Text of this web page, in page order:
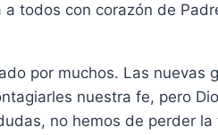
todos con corazón de
por muchos. Las nuevas
nuestra fe, pero
no hemos de perder